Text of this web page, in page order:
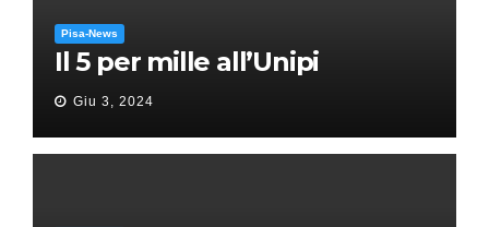
Pisa-News
Il 5 per mille all’Unipi
Giu 3, 2024